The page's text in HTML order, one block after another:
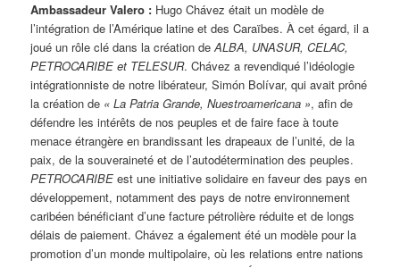
Ambassadeur Valero : Hugo Chávez était un modèle de
l’intégration de l’Amérique latine et des Caraïbes. À cet égard, il a
joué un rôle clé dans la création deALBA, UNASUR, CELAC,
PETROCARIBE et TELESUR. Chávez a revendiqué l’idéologie
intégrationniste de notre libérateur, Simón Bolívar, qui avait prôné
la création de « La Patria Grande, Nuestroamericana », afin de
défendre les intérêts de nos peuples et de faire face à toute
menace étrangère en brandissant les drapeaux de l’unité, de la
paix, de la souveraineté et de l’autodétermination des peuples.
PETROCARIBE est une initiative solidaire en faveur des pays en
développement, notamment des pays de notre environnement
caribéen bénéficiant d’une facture pétrolière réduite et de longs
délais de paiement. Chávez a également été un modèle pour la
promotion d’un monde multipolaire, où les relations entre nations